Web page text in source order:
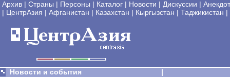
Архив | Страны | Персоны | Каталог | Новости | Дискуссии |
| ЦентрАзия | Афганистан | Казахстан | Кыргызстан | Таджикистан |
Новости и события
|